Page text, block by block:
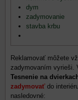
dym
zadymovanie
stavba krbu
Reklamovať môžete
zadymovaním vyrieši.
Tesnenie na
zadymovať do
nasledovné: